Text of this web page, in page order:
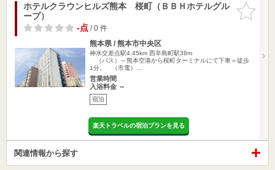
お気に入
りに追加
ホテルクラウンヒルズ熊本 桜町（ＢＢＨホテルグル
ープ）
-点/ 0 件
熊本県 / 熊本市中央区
神水交差点駅4.45km 西辛島町駅38m
（バス）～熊本空港から桜町ターミナルにて下車＝徒歩
1分。 （市電）…
営業時間
入浴料金 ～
宿泊
楽天トラベルの宿泊プランを見る
関連情報から探す